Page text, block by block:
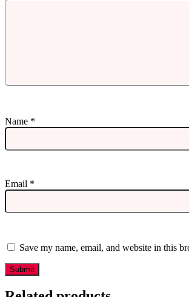
Name *
Email *
Save my name, email, and website in this